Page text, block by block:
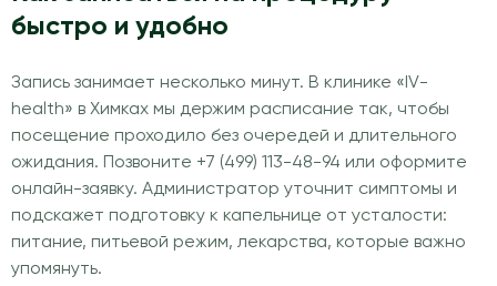
быстро и удобно
Запись занимает несколько минут. В клинике «IV-
health» в Химках мы держим расписание так, чтобы
посещение проходило без очередей и длительного
ожидания. Позвоните +7 (499) 113-48-94 или оформите
онлайн-заявку. Администратор уточнит симптомы и
подскажет подготовку к капельнице от усталости:
питание, питьевой режим, лекарства, которые важно
упомянуть.